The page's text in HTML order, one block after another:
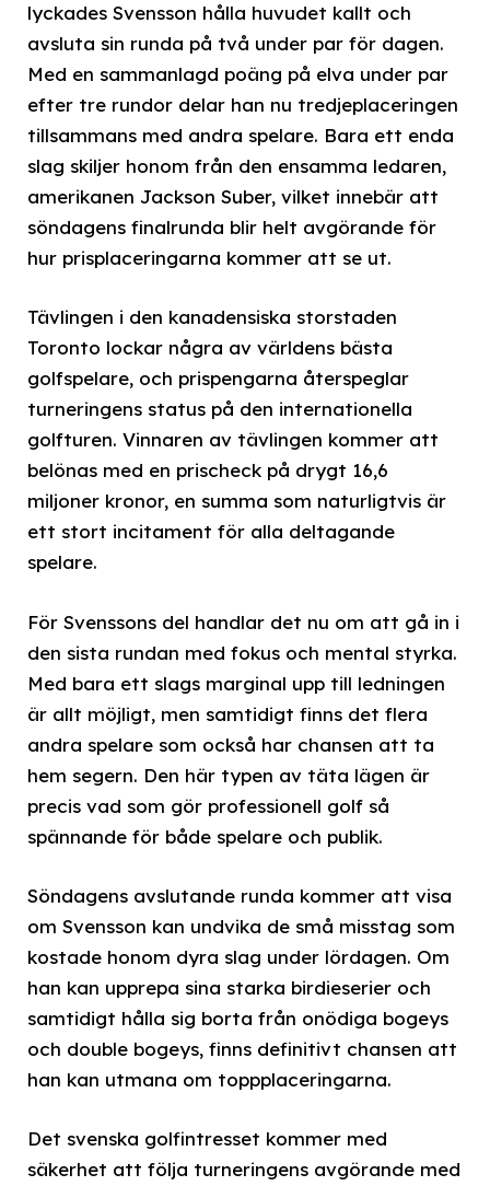
lyckades Svensson hålla huvudet kallt och
avsluta sin runda på två under par för dagen.
Med en sammanlagd poäng på elva under par
efter tre rundor delar han nu tredjeplaceringen
tillsammans med andra spelare. Bara ett enda
slag skiljer honom från den ensamma ledaren,
amerikanen Jackson Suber, vilket innebär att
söndagens finalrunda blir helt avgörande för
hur prisplaceringarna kommer att se ut.
Tävlingen i den kanadensiska storstaden
Toronto lockar några av världens bästa
golfspelare, och prispengarna återspeglar
turneringens status på den internationella
golfturen. Vinnaren av tävlingen kommer att
belönas med en prischeck på drygt 16,6
miljoner kronor, en summa som naturligtvis är
ett stort incitament för alla deltagande
spelare.
För Svenssons del handlar det nu om att gå in i
den sista rundan med fokus och mental styrka.
Med bara ett slags marginal upp till ledningen
är allt möjligt, men samtidigt finns det flera
andra spelare som också har chansen att ta
hem segern. Den här typen av täta lägen är
precis vad som gör professionell golf så
spännande för både spelare och publik.
Söndagens avslutande runda kommer att visa
om Svensson kan undvika de små misstag som
kostade honom dyra slag under lördagen. Om
han kan upprepa sina starka birdieserier och
samtidigt hålla sig borta från onödiga bogeys
och double bogeys, finns definitivt chansen att
han kan utmana om toppplaceringarna.
Det svenska golfintresset kommer med
säkerhet att följa turneringens avgörande med